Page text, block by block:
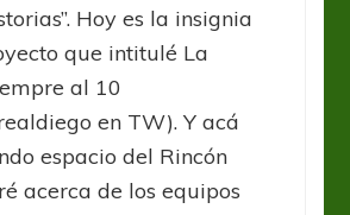
Hoy es la insignia
que intitulé La
al 10
en TW). Y acá
espacio del Rincón
acerca de los equipos